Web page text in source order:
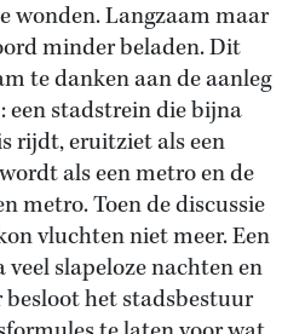
wonden. Langzaam maar
minder beladen. Dit
te danken aan de aanleg
stadstrein die bijna
rijdt, eruitziet als een
als een metro en de
metro. Toen de discussie
vluchten niet meer. Een
slapeloze nachten en
besloot het stadsbestuur